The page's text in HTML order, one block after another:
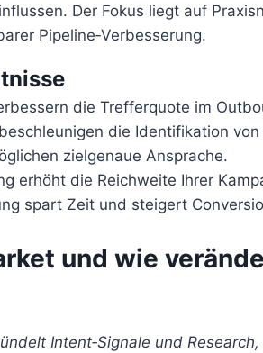
Der Fokus liegt auf
Pipeline‑Verbesserung.
die Trefferquote im
die Identifikation
zielgenaue Ansprache.
erhöht die Reichweite Ihrer
spart Zeit und steigert
und wie
Intent‑Signale und